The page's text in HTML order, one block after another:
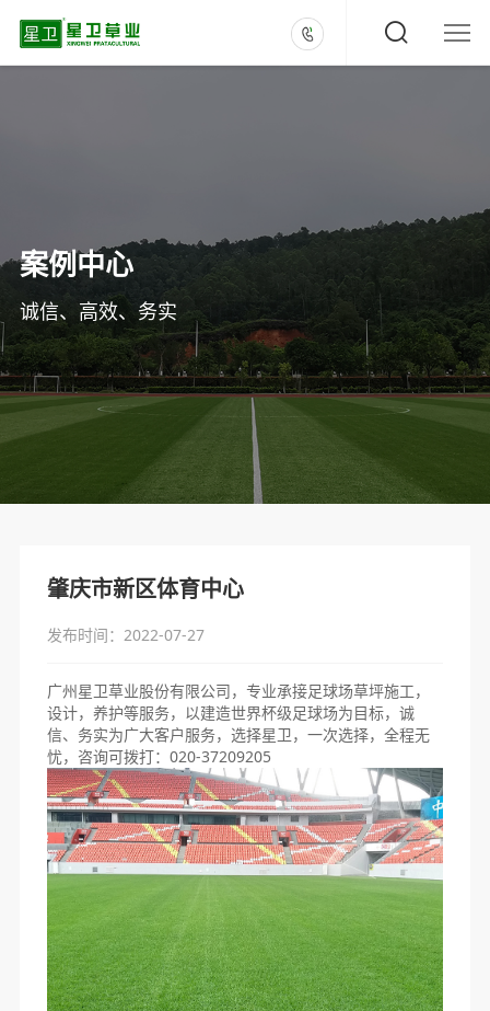
案例中心
诚信、高效、务实
肇庆市新区体育中心
发布时间：2022-07-27
广州星卫草业股份有限公司，专业承接足球场草坪施工，
设计，养护等服务，以建造世界杯级足球场为目标，诚
信、务实为广大客户服务，选择星卫，一次选择，全程无
忧，咨询可拨打：020-37209205